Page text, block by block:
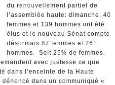
du renouvellement partiel de
l’assemblée haute: dimanche, 40
femmes et 139 hommes ont été
élus et le nouveau Sénat compte
désormais 87 femmes et 261
hommes. Soit 25% de femmes.
avec justesse ce que
dans l’enceinte de la Haute
dénoncé dans un communiqué «